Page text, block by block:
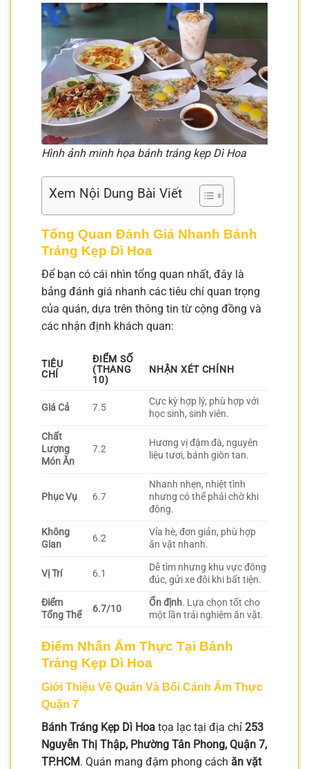
Hình ảnh minh họa bánh tráng kẹp Dì Hoa
Xem Nội Dung Bài Viết
Tổng Quan Đánh Giá Nhanh Bánh
Tráng Kẹp Dì Hoa
Để bạn có cái nhìn tổng quan nhất, đây là
bảng đánh giá nhanh các tiêu chí quan trọng
của quán, dựa trên thông tin từ cộng đồng và
các nhận định khách quan:
TIÊU
CHÍ
ĐIỂM SỐ
(THANG
10)
NHẬN XÉT CHÍNH
Giá Cả 7.5
Cực kỳ hợp lý, phù hợp với
học sinh, sinh viên.
Chất
Lượng
Món Ăn
7.2
Hương vị đậm đà, nguyên
liệu tươi, bánh giòn tan.
Phục Vụ 6.7
Nhanh nhẹn, nhiệt tình
nhưng có thể phải chờ khi
đông.
Không
Gian
6.2
Vỉa hè, đơn giản, phù hợp
ăn vặt nhanh.
Vị Trí 6.1
Dễ tìm nhưng khu vực đông
đúc, gửi xe đôi khi bất tiện.
Điểm
Tổng Thể
6.7/10
Ổn định. Lựa chọn tốt cho
một lần trải nghiệm ăn vặt.
Điểm Nhấn Ẩm Thực Tại Bánh
Tráng Kẹp Dì Hoa
Giới Thiệu Về Quán Và Bối Cảnh Ẩm Thực
Quận 7
Bánh Tráng Kẹp Dì Hoa tọa lạc tại địa chỉ 253
Nguyễn Thị Thập, Phường Tân Phong, Quận 7,
TP.HCM. Quán mang đậm phong cách ăn vặt